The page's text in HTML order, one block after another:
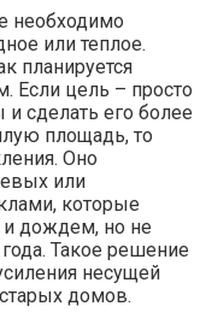
необходимо
или теплое.
планируется
Если цель – просто
и сделать его более
площадь, то
Оно
или
которые
и дождем, но не
Такое решение
несущей
домов.